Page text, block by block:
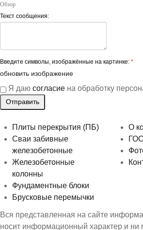
Обзор
Текст сообщения:
Введите символы, изображённые на картинке: *
обновить изображение
Я даю согласие на обработку
Плиты перекрытия (ПБ)
Сваи забивные
железобетонные
Железобетонные
колонны
Фундаментные блоки
Брусковые перемычки
О
Вся представленная на сайте
носит информационный характер и ни